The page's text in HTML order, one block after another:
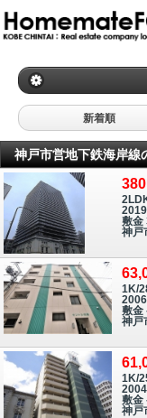
新着順
神戸市営地下鉄海岸
敷金
神戸
1K/
敷金
神戸
1K/
敷金
神戸